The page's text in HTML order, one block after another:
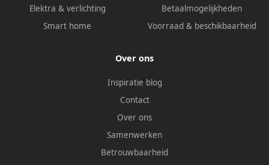
Elektra & verlichting
Smart home
Betaalmogelijkheden
Voorraad & beschikbaarheid
Over ons
Inspiratie blog
Contact
Over ons
Samenwerken
Betrouwbaarheid